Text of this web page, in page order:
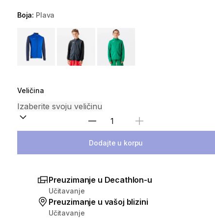
Boja: Plava
Choose a variant
Veličina
Izaberi količinu
Dodajte u korpu
Preuzimanje u Decathlon-u
Učitavanje
Preuzimanje u vašoj blizini
Učitavanje